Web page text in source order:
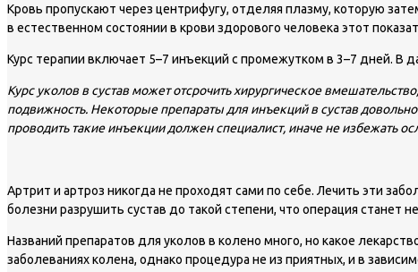
Кровь пропускают через центрифугу, отделяя плазму, которую
в естественном состоянии в крови здорового человека этот
Курс терапии включает 5–7 инъекций с промежутком в 3–7 дней.
Курс уколов в сустав может отсрочить хирургическое
подвижность. Некоторые препараты для инъекций в сустав
проводить такие инъекции должен специалист, иначе не избежать
Арт­рит и арт­роз ни­ког­да не про­хо­дят са­ми по се­бе. Ле­чить эти
бо­лез­ни раз­ру­шить сус­тав до та­кой сте­пе­ни, что опе­ра­ция ста­нет
Названий препаратов для уколов в колено много, но какое
заболеваниях колена, однако процедура не из приятных, и в